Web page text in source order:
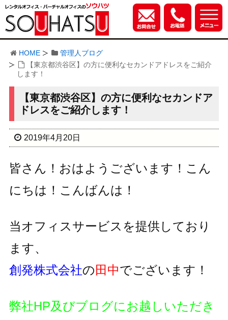
HOME
管理人ブログ
【東京都渋谷区】の方に便利なセカンドアドレスをご紹介
します！
【東京都渋谷区】の方に便利なセカンドア
ドレスをご紹介します！
2019年4月20日
皆さん！おはようございます！こん
にちは！こんばんは！
当オフィスサービスを提供しており
ます、
創発株式会社の田中でございます！
弊社HP及びブログにお越しいただき